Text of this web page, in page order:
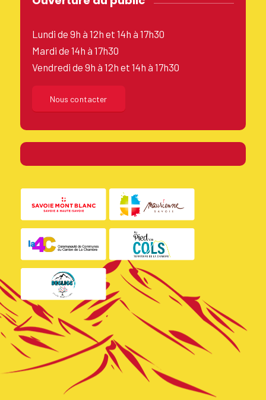
Lundi de 9h à 12h et 14h à 17h30
Mardi de 14h à 17h30
Vendredi de 9h à 12h et 14h à 17h30
Nous contacter